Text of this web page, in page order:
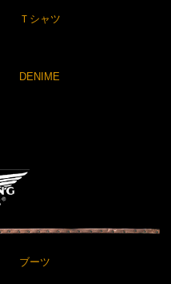
Ｔシャツ
DENIME
ブーツ